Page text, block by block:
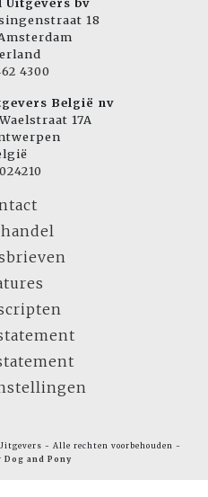
18
4300
België nv
17A
- Alle rechten voorbehouden -
Dog and Pony